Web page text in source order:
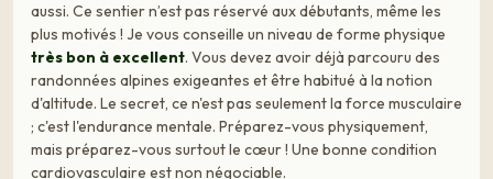
aussi. Ce sentier n’est pas réservé aux débutants, même les
plus motivés ! Je vous conseille un niveau de forme physique
très bon à excellent. Vous devez avoir déjà parcouru des
randonnées alpines exigeantes et être habitué à la notion
d'altitude. Le secret, ce n'est pas seulement la force musculaire
; c'est l'endurance mentale. Préparez-vous physiquement,
mais préparez-vous surtout le cœur ! Une bonne condition
cardiovasculaire est non négociable.